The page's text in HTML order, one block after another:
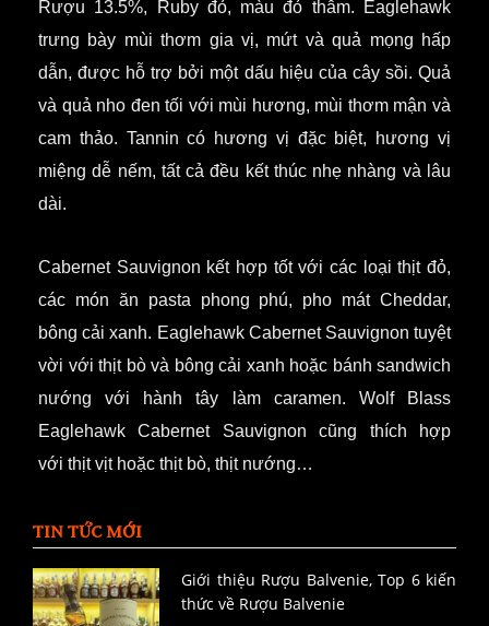
Rượu 13.5%, Ruby đỏ, màu đỏ thẫm. Eaglehawk
trưng bày mùi thơm gia vị, mứt và quả mọng hấp
dẫn, được hỗ trợ bởi một dấu hiệu của cây sồi. Quả
và quả nho đen tối với mùi hương, mùi thơm mận và
cam thảo. Tannin có hương vị đặc biệt, hương vị
miệng dễ nếm, tất cả đều kết thúc nhẹ nhàng và lâu
dài.
Cabernet Sauvignon kết hợp tốt với các loại thịt đỏ,
các món ăn pasta phong phú, pho mát Cheddar,
bông cải xanh. Eaglehawk Cabernet Sauvignon tuyệt
vời với thịt bò và bông cải xanh hoặc bánh sandwich
nướng với hành tây làm caramen. Wolf Blass
Eaglehawk Cabernet Sauvignon cũng thích hợp
với thịt vịt hoặc thịt bò, thịt nướng…
TIN TỨC MỚI
Giới thiệu Rượu Balvenie, Top 6 kiến
thức về Rượu Balvenie